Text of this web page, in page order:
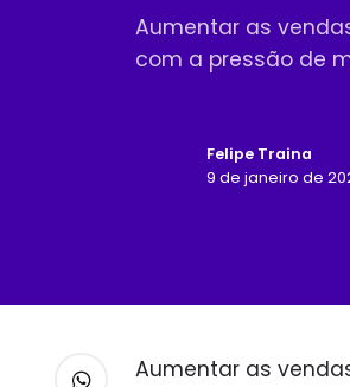
Aumentar as
com a pressão de
Felipe Traina
9 de janeiro de
Aumentar as